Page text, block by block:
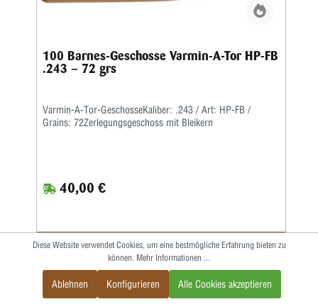
100 Barnes-Geschosse Varmin-A-Tor HP-FB
.243 – 72 grs
Varmin-A-Tor-GeschosseKaliber: .243 / Art: HP-FB /
Grains: 72Zerlegungsgeschoss mit Bleikern
40,00 €
IN DEN WARENKORB
Diese Website verwendet Cookies, um eine bestmögliche Erfahrung bieten zu
können. Mehr Informationen ...
Ablehnen Konfigurieren Alle Cookies akzeptieren